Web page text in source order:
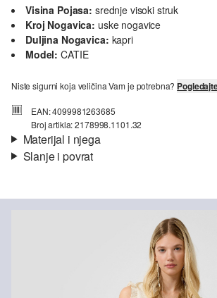
Visina Pojasa: srednje visoki struk
Kroj Nogavica: uske nogavice
Duljina Nogavica: kapri
Model: CATIE
Niste sigurni koja veličina Vam je potrebna?
EAN: 4099981263685
Broj artikla: 2178998.1101.32
Materijal i njega
Materijal: mješavina pamuka
Slanje i povrat
Vaša će narudžba biti poslana u roku od 4-8
Hrvatska pošta-a. Standardna dostava košta